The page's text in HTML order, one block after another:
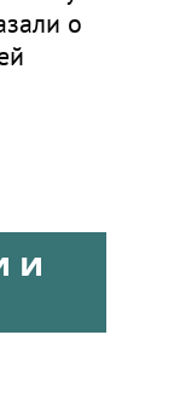
о
и